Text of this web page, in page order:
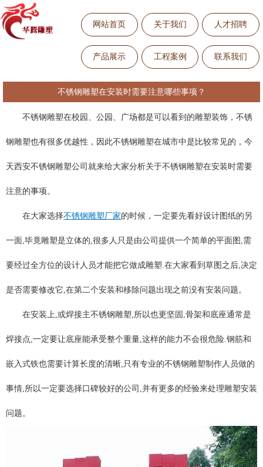
网站首页 关于我们 人才招聘
产品展示 工程案例 联系我们
不锈钢雕塑在安装时需要注意哪些事项？
不锈钢雕塑在校园、公园、广场都是可以看到的雕塑装饰，不锈
钢雕塑也有很多优越性，因此不锈钢雕塑在城市中是比较常见的，今
天西安不锈钢雕塑公司就来给大家分析关于不锈钢雕塑在安装时需要
注意的事项。
在大家选择不锈钢雕塑厂家的时候，一定要先看好设计图纸的另
一面,毕竟雕塑是立体的,很多人只是由公司提供一个简单的平面图,需
要经过全方位的设计人员才能把它做成雕塑.在大家看到草图之后,决定
是否需要修改它,在第二个安装和移除问题出现之前没有安装问题。
在安装上,或焊接主不锈钢雕塑,所以也更坚固,骨架和底座通常是
焊接点,一定要让底座能承受整个重量,这样的能力不会很危险.钢筋和
嵌入式铁也需要计算长度的清晰,只有专业的不锈钢雕塑制作人员做的
事情,所以一定要选择口碑较好的公司,并有更多的经验来处理雕塑安装
问题。